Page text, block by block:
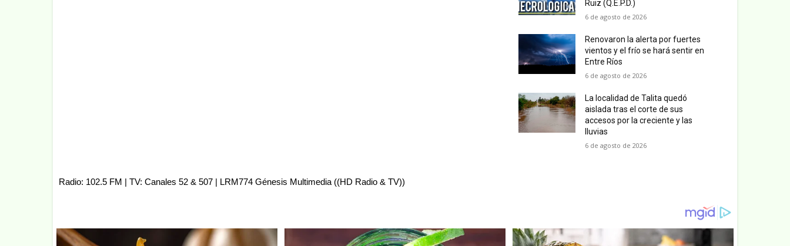
Ruiz (Q.E.P.D.)
6 de agosto de 2026
Renovaron la alerta por fuertes
vientos y el frío se hará sentir en
Entre Ríos
6 de agosto de 2026
La localidad de Talita quedó
aislada tras el corte de sus
accesos por la creciente y las
lluvias
6 de agosto de 2026
Radio: 102.5 FM | TV: Canales 52 & 507 | LRM774 Génesis Multimedia ((HD Radio & TV))